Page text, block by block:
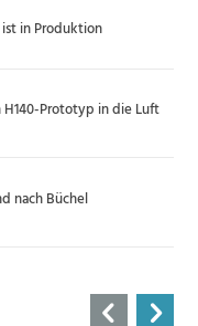
in Produktion
Prototyp in die Luft
nach Büchel